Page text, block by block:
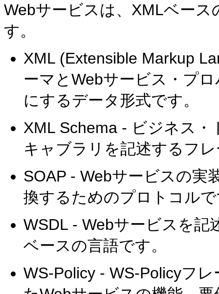
Webサービスは、XMLベー
す。
XML (Extensible Markup
ーマとWebサービス・プ
にするデータ形式です。
XML Schema - ビジネス
キャブラリを記述するフ
SOAP - Webサービスの実
換するためのプロトコル
WSDL - Webサービスを
ベースの言語です。
WS-Policy - WS-Policyフ